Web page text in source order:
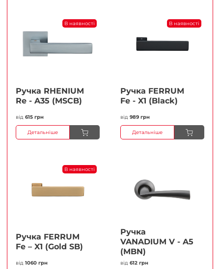
В наявності
Ручка RHENIUM
Re - A35 (MSCB)
від 615 грн
Детальніше
В наявності
Ручка FERRUМ
Fe - X1 (Black)
від 989 грн
Детальніше
В наявності
Ручка FERRUМ
Fe – X1 (Gold SB)
від 1060 грн
Ручка
VANADIUM V - A5
(MBN)
від 612 грн